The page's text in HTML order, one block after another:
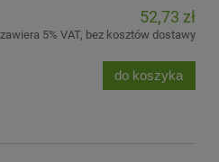
52,73 zł
zawiera 5% VAT, bez kosztów dostawy
do koszyka